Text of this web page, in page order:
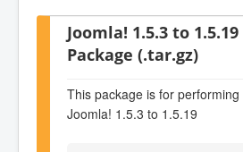
Joomla! 1.5.3 to
Package (.tar.gz)
This package is for
Joomla! 1.5.3 to 1.5.19